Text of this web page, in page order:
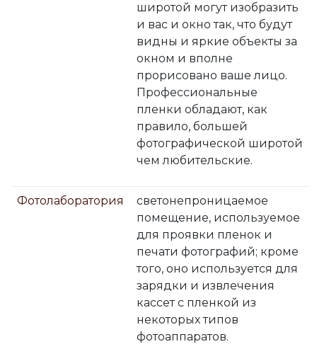
широтой могут изобразить
и вас и окно так, что будут
видны и яркие объекты за
окном и вполне
прорисовано ваше лицо.
Профессиональные
пленки обладают, как
правило, большей
фотографической широтой
чем любительские.
Фотолаборатория
светонепроницаемое
помещение, используемое
для проявки пленок и
печати фотографий; кроме
того, оно используется для
зарядки и извлечения
кассет с пленкой из
некоторых типов
фотоаппаратов.